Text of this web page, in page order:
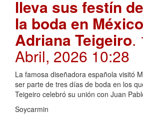
lleva sus festín
la boda en
Adriana Teigeiro.
Abril, 2026 10:28
La famosa diseñadora española visitó
ser parte de tres días de boda en los
Teigeiro celebró su unión con Juan
Soycarmin